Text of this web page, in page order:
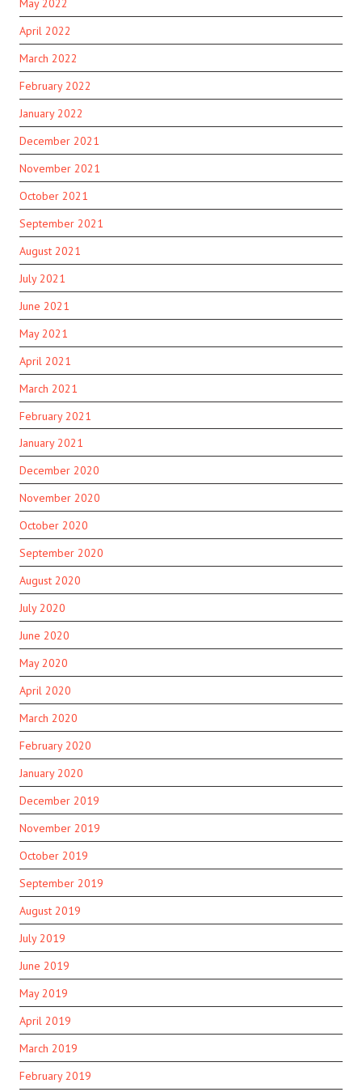
May 2022
April 2022
March 2022
February 2022
January 2022
December 2021
November 2021
October 2021
September 2021
August 2021
July 2021
June 2021
May 2021
April 2021
March 2021
February 2021
January 2021
December 2020
November 2020
October 2020
September 2020
August 2020
July 2020
June 2020
May 2020
April 2020
March 2020
February 2020
January 2020
December 2019
November 2019
October 2019
September 2019
August 2019
July 2019
June 2019
May 2019
April 2019
March 2019
February 2019